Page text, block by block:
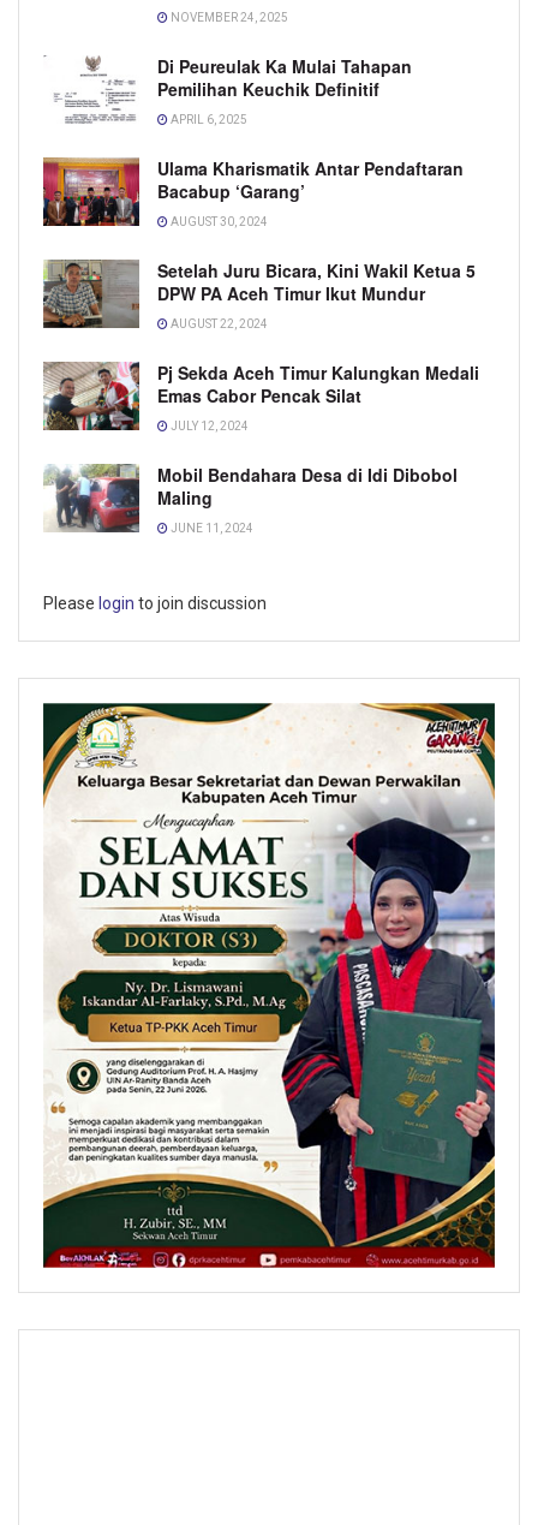
NOVEMBER 24, 2025
Di Peureulak Ka Mulai Tahapan
Pemilihan Keuchik Definitif
APRIL 6, 2025
Ulama Kharismatik Antar Pendaftaran
Bacabup ‘Garang’
AUGUST 30, 2024
Setelah Juru Bicara, Kini Wakil Ketua 5
DPW PA Aceh Timur Ikut Mundur
AUGUST 22, 2024
Pj Sekda Aceh Timur Kalungkan Medali
Emas Cabor Pencak Silat
JULY 12, 2024
Mobil Bendahara Desa di Idi Dibobol
Maling
JUNE 11, 2024
Please login to join discussion